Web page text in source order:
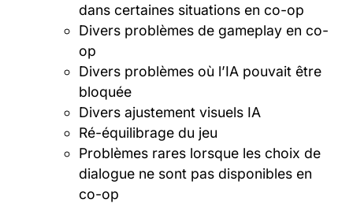
dans certaines situations en co-op
Divers problèmes de gameplay en co-
op
Divers problèmes où l’IA pouvait être
bloquée
Divers ajustement visuels IA
Ré-équilibrage du jeu
Problèmes rares lorsque les choix de
dialogue ne sont pas disponibles en
co-op